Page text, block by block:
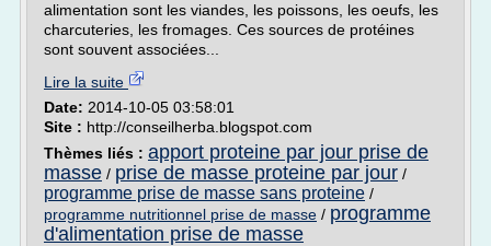
alimentation sont les viandes, les poissons, les oeufs, les
charcuteries, les fromages. Ces sources de protéines
sont souvent associées...
Lire la suite
Date: 2014-10-05 03:58:01
Site : http://conseilherba.blogspot.com
Thèmes liés : apport proteine par jour prise de
masse / prise de masse proteine par jour /
programme prise de masse sans proteine /
programme nutritionnel prise de masse / programme
d'alimentation prise de masse